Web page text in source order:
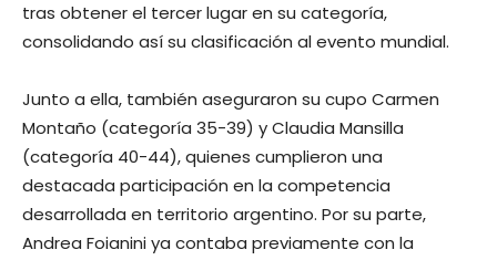
tras obtener el tercer lugar en su categoría,
consolidando así su clasificación al evento mundial.
Junto a ella, también aseguraron su cupo Carmen
Montaño (categoría 35-39) y Claudia Mansilla
(categoría 40-44), quienes cumplieron una
destacada participación en la competencia
desarrollada en territorio argentino. Por su parte,
Andrea Foianini ya contaba previamente con la